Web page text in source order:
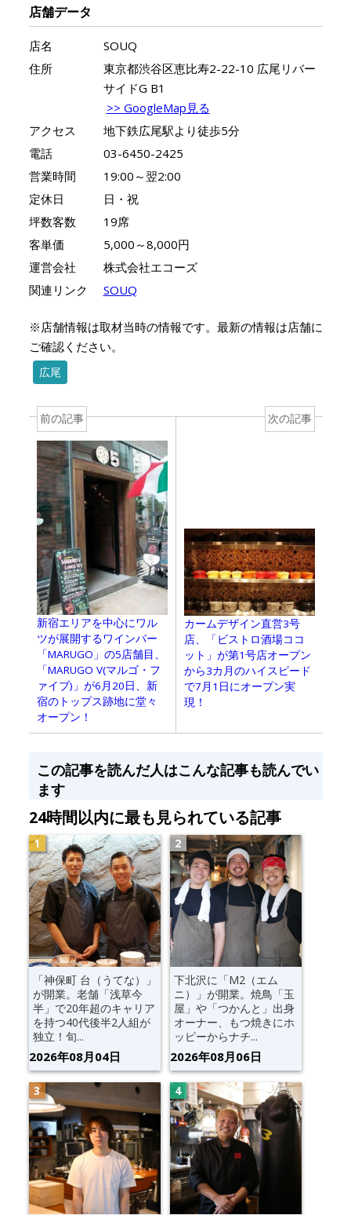
店舗データ
店名
SOUQ
住所
東京都渋谷区恵比寿2-22-10 広尾リバー
サイドG B1
>> GoogleMap見る
アクセス
地下鉄広尾駅より徒歩5分
電話
03-6450-2425
営業時間
19:00～翌2:00
定休日
日・祝
坪数客数
19席
客単価
5,000～8,000円
運営会社
株式会社エコーズ
関連リンク
SOUQ
※店舗情報は取材当時の情報です。最新の情報は店舗に
ご確認ください。
広尾
前の記事
新宿エリアを中心にワル
ツが展開するワインバー
「MARUGO」の5店舗目、
「MARUGO V(マルゴ・フ
ァイブ)」が6月20日、新
宿のトップス跡地に堂々
オープン！
次の記事
カームデザイン直営3号
店、「ビストロ酒場ココ
ット」が第1号店オープン
から3カ月のハイスピード
で7月1日にオープン実
現！
この記事を読んだ人はこんな記事も読んでい
ます
24時間以内に最も見られている記事
「神保町 台（うてな）」
が開業。老舗「浅草今
半」で20年超のキャリア
を持つ40代後半2人組が
独立！旬...
2026年08月04日
下北沢に「M2（エム
ニ）」が開業。焼鳥「玉
屋」や「つかんと」出身
オーナー、もつ焼きにホ
ッピーからナチ...
2026年08月06日